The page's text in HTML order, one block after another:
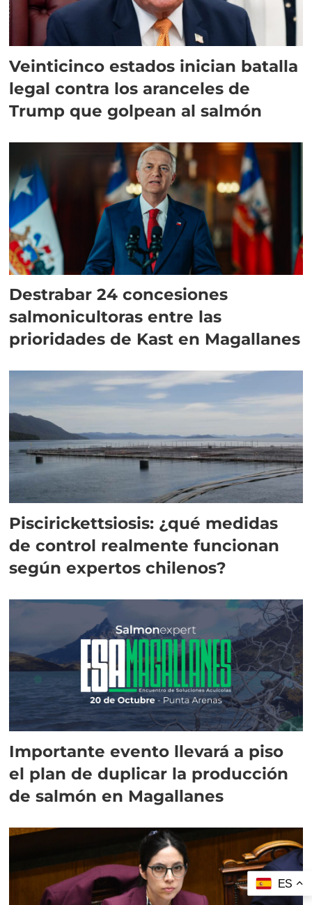
Veinticinco estados inician batalla
legal contra los aranceles de
Trump que golpean al salmón
Destrabar 24 concesiones
salmonicultoras entre las
prioridades de Kast en Magallanes
Piscirickettsiosis: ¿qué medidas
de control realmente funcionan
según expertos chilenos?
Importante evento llevará a piso
el plan de duplicar la producción
de salmón en Magallanes
ES